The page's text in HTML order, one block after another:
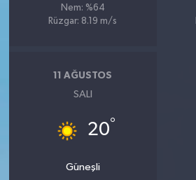
Nem: %64
Rüzgar: 8.19 m/s
11 AĞUSTOS
SALI
20°
Güneşli